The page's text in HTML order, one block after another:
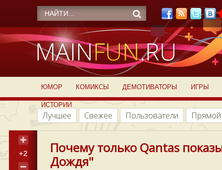
ЮМОР КОМИКСЫ ДЕМОТИВАТОРЫ ИГРЫ
ИСТОРИИ
Лучшее Свежее Пользователи
+2
Почему только Qantas
Дождя"